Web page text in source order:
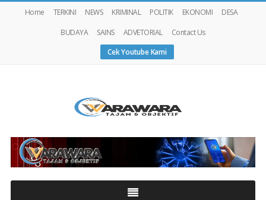
Home TERKINI NEWS KRIMINAL POLITIK EKONOMI
DESA
BUDAYA
SAINS ADVETORIAL
Contact Us
Cek Youtube Kami